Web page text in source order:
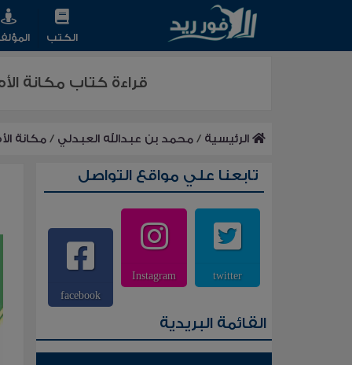
الكتب
قراءة كتاب مكانة
الرئيسية /محمد بن عبدالله العبدلي /مكانة
تابعنا علي مواقع التواصل
twitter
Instagram
facebook
القائمة البريدية